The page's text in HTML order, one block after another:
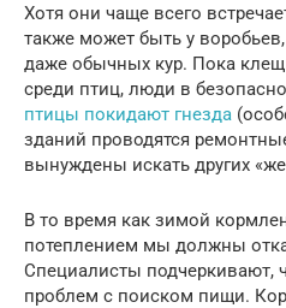
Хотя они чаще всего
также может быть у
даже обычных кур. Пока
среди птиц, люди в
птицы покидают гнезда
зданий проводятся
вынуждены искать других
В то время как зимой
потеплением мы должны
Специалисты подчеркивают,
проблем с поиском пищи.